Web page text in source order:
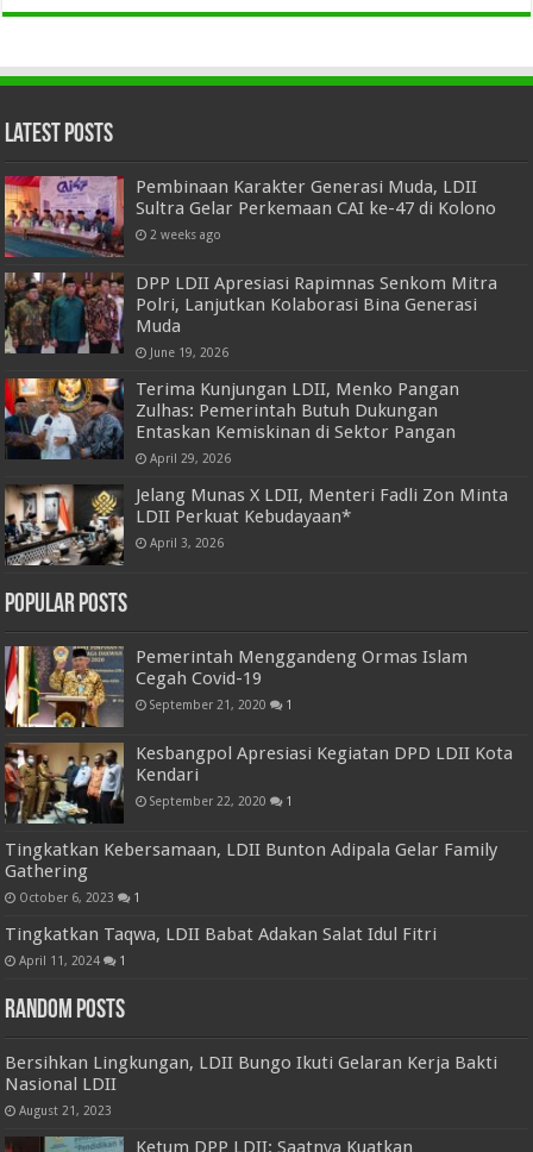
Latest Posts
Pembinaan Karakter Generasi Muda, LDII
Sultra Gelar Perkemaan CAI ke-47 di Kolono
2 weeks ago
DPP LDII Apresiasi Rapimnas Senkom Mitra
Polri, Lanjutkan Kolaborasi Bina Generasi
Muda
June 19, 2026
Terima Kunjungan LDII, Menko Pangan
Zulhas: Pemerintah Butuh Dukungan
Entaskan Kemiskinan di Sektor Pangan
April 29, 2026
Jelang Munas X LDII, Menteri Fadli Zon Minta
LDII Perkuat Kebudayaan*
April 3, 2026
Popular Posts
Pemerintah Menggandeng Ormas Islam
Cegah Covid-19
September 21, 2020 1
Kesbangpol Apresiasi Kegiatan DPD LDII Kota
Kendari
September 22, 2020 1
Tingkatkan Kebersamaan, LDII Bunton Adipala Gelar Family
Gathering
October 6, 2023 1
Tingkatkan Taqwa, LDII Babat Adakan Salat Idul Fitri
April 11, 2024 1
Random Posts
Bersihkan Lingkungan, LDII Bungo Ikuti Gelaran Kerja Bakti
Nasional LDII
August 21, 2023
Ketum DPP LDII: Saatnya Kuatkan